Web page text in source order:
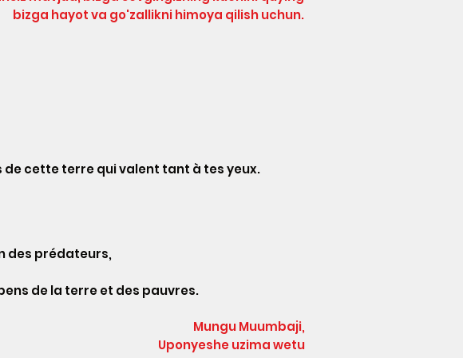
bizga hayot va go'zallikni himoya qilish uchun.
de cette terre qui valent tant à tes yeux.
des prédateurs,
de la terre et des pauvres.
Mungu Muumbaji,
Uponyeshe uzima wetu